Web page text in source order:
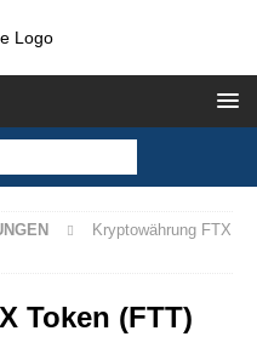
Kryptowährung FTX
Token (FTT)